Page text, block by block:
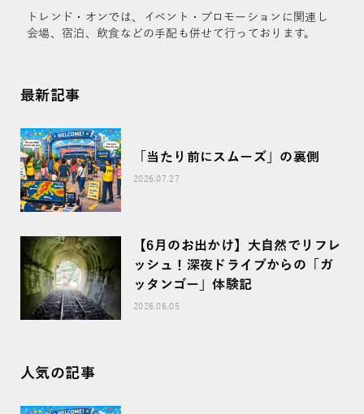
トレンド・オンでは、イベント・プロモーションに関連し
会場、宿泊、飲食などの手配も併せて行っております。
最新記事
「当たり前にスムーズ」の裏側
2026.07.27
【6月のお出かけ】大自然でリフレ
ッシュ！深夜ドライブからの「ガ
ッタンゴー」体験記
2026.06.05
人気の記事